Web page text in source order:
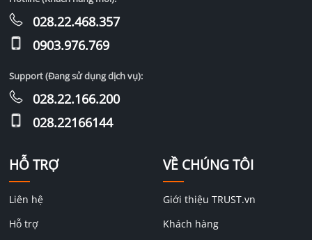
HỖ TRỢ
Liên hệ
Hỗ trợ
VỀ CHÚNG TÔI
Giới thiệu TRUST.vn
Khách hàng
028.22.468.357
0903.976.769
Support (Đang sử dụng dịch vụ):
028.22.166.200
028.22166144